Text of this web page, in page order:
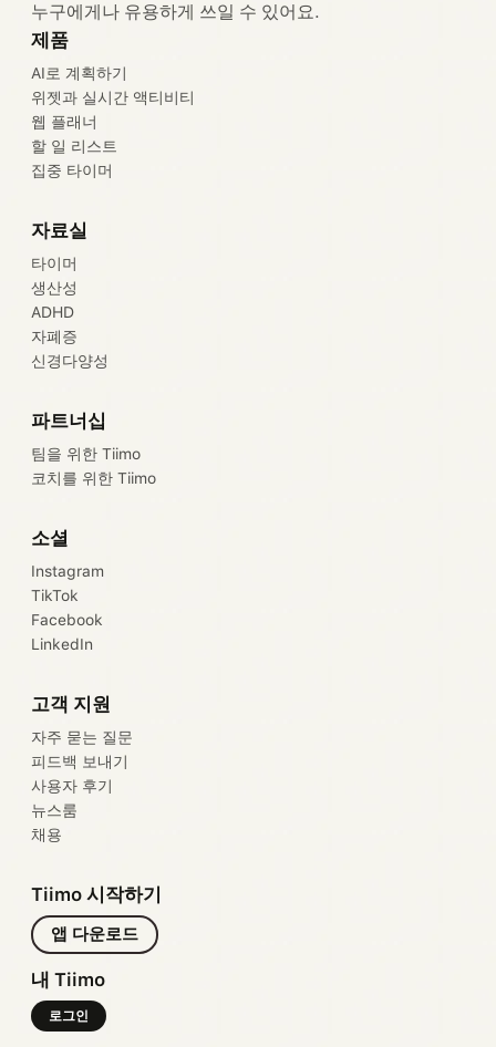
누구에게나 유용하게 쓰일 수 있어요.
제품
AI로 계획하기
위젯과 실시간 액티비티
웹 플래너
할 일 리스트
집중 타이머
자료실
타이머
생산성
ADHD
자폐증
신경다양성
파트너십
팀을 위한 Tiimo
코치를 위한 Tiimo
소셜
Instagram
TikTok
Facebook
LinkedIn
고객 지원
자주 묻는 질문
피드백 보내기
사용자 후기
뉴스룸
채용
Tiimo 시작하기
앱 다운로드
내 Tiimo
로그인